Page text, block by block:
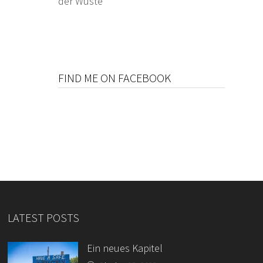
FIND ME ON FACEBOOK
LATEST POSTS
Ein neues Kapitel